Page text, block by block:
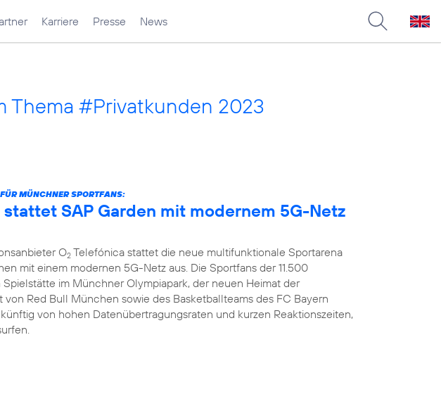
Karriere Presse News
Thema #Privatkunden 2023
MÜNCHNER SPORTFANS:
SAP Garden mit modernem 5G-Netz
O2 Telefónica stattet die neue multifunktionale Sportarena
mit einem modernen 5G-Netz aus. Die Sportfans der 11.500
im Münchner Olympiapark, der neuen Heimat der
von Red Bull München sowie des Basketballteams des FC Bayern
von hohen Datenübertragungsraten und kurzen Reaktionszeiten,